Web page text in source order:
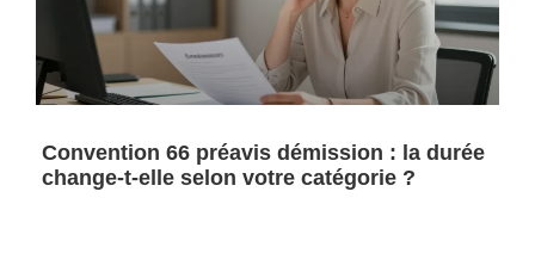
Convention 66 préavis démission : la durée
change-t-elle selon votre catégorie ?